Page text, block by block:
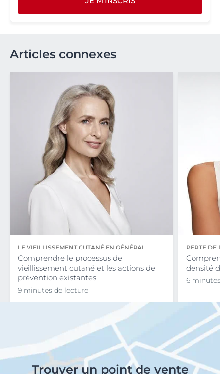
Articles connexes
LE VIEILLISSEMENT CUTANÉ EN GÉNÉRAL
Comprendre le processus de
vieillissement cutané et les actions de
prévention existantes.
9 minutes de lecture
PERTE DE
densité
6
Trouver un point de vente